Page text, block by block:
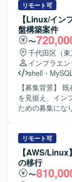
リモート可
【Linux/イン
盤構築案件
〜
千代田区（東
インフラエ
shell ・
【募集背景】
を見据え、イン
ための募集になります。 【作業内容】
稼働を支えて
き、各種ミド
っていただきます。 【求める人物像】 開発メン
コミュニケーシ
がない方を求め
リモート可
【AWS/
の移行
〜